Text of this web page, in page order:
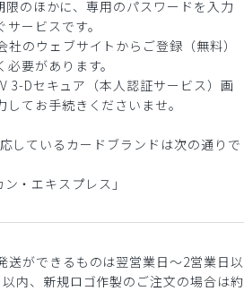
のほかに、専用のパスワードを入力
ービスです。
のウェブサイトからご登録（無料）
要があります。
3-Dセキュア（本人認証サービス）画
てお手続きくださいませ。
しているカードブランドは次の通りで
・エキスプレス」
ができるものは翌営業日〜2営業日以
内、新規ロゴ作製のご注文の場合は約